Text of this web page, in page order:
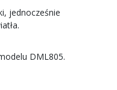
jednocześnie
DML805.